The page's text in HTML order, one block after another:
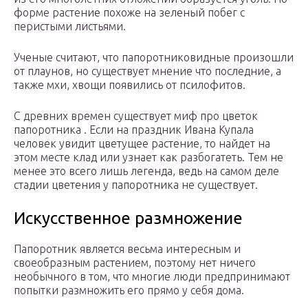
форме растение похоже на зеленый побег с
перистыми листьями.
Ученые считают, что папоротниковидные произошли
от плаунов, но существует мнение что последние, а
также мхи, хвощи появились от псилофитов.
С древних времен существует миф про цветок
папоротника . Если на праздник Ивана Купала
человек увидит цветущее растение, то найдет на
этом месте клад или узнает как разбогатеть. Тем не
менее это всего лишь легенда, ведь на самом деле
стадии цветения у папоротника не существует.
Искусственное размножение
Папоротник является весьма интересным и
своеобразным растением, поэтому нет ничего
необычного в том, что многие люди предпринимают
попытки размножить его прямо у себя дома.